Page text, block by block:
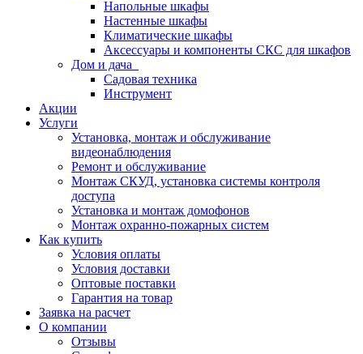
Напольные шкафы
Настенные шкафы
Климатические шкафы
Аксессуары и компоненты СКС для шкафов
Дом и дача
Садовая техника
Инструмент
Акции
Услуги
Установка, монтаж и обслуживание
видеонаблюдения
Ремонт и обслуживание
Монтаж СКУД, установка системы контроля
доступа
Установка и монтаж домофонов
Монтаж охранно-пожарных систем
Как купить
Условия оплаты
Условия доставки
Оптовые поставки
Гарантия на товар
Заявка на расчет
О компании
Отзывы